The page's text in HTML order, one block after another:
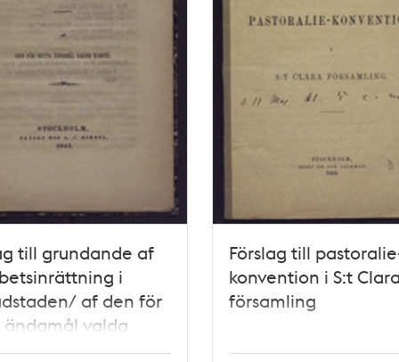
till grundande af
i
af den för
valda
Förslag till
konvention i S:t Clara
församling